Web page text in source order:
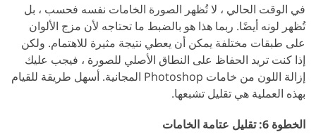
في الوقت الحالي ، لا تُظهر الصورة الخامات نفسه فحسب ، بل
تُظهر لونه أيضًا. ربما هذا هو بالضبط ما تحتاجه لأن مزج الألوان
على طبقات مختلفة يمكن أن يعطي نتيجة مثيرة للاهتمام. ولكن
إذا كنت تريد الحفاظ على النطاق الأصلي للصورة ، فيجب عليك
إزالة اللون من خامات Photoshop المجانية. أسهل طريقة للقيام
بهذه العملية هي تقليل تشبعها.
الخطوة 6: تقليل عتامة الخامات